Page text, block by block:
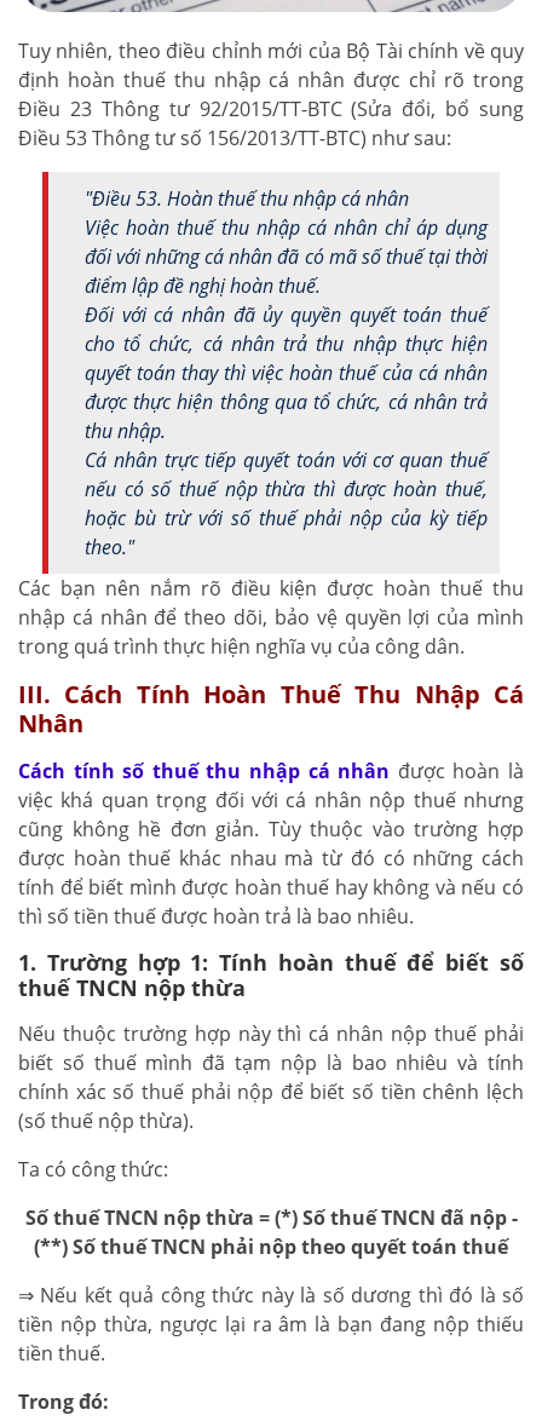
Tuy nhiên, theo điều chỉnh mới của Bộ Tài chính về quy
định hoàn thuế thu nhập cá nhân được chỉ rõ trong
Điều 23 Thông tư 92/2015/TT-BTC (Sửa đổi, bổ sung
Điều 53 Thông tư số 156/2013/TT-BTC) như sau:
"Điều 53. Hoàn thuế thu nhập cá nhân
Việc hoàn thuế thu nhập cá nhân chỉ áp dụng
đối với những cá nhân đã có mã số thuế tại thời
điểm lập đề nghị hoàn thuế.
Đối với cá nhân đã ủy quyền quyết toán thuế
cho tổ chức, cá nhân trả thu nhập thực hiện
quyết toán thay thì việc hoàn thuế của cá nhân
được thực hiện thông qua tổ chức, cá nhân trả
thu nhập.
Cá nhân trực tiếp quyết toán với cơ quan thuế
nếu có số thuế nộp thừa thì được hoàn thuế,
hoặc bù trừ với số thuế phải nộp của kỳ tiếp
theo."
Các bạn nên nắm rõ điều kiện được hoàn thuế thu
nhập cá nhân để theo dõi, bảo vệ quyền lợi của mình
trong quá trình thực hiện nghĩa vụ của công dân.
III. Cách Tính Hoàn Thuế Thu Nhập Cá
Nhân
Cách tính số thuế thu nhập cá nhân được hoàn là
việc khá quan trọng đối với cá nhân nộp thuế nhưng
cũng không hề đơn giản. Tùy thuộc vào trường hợp
được hoàn thuế khác nhau mà từ đó có những cách
tính để biết mình được hoàn thuế hay không và nếu có
thì số tiền thuế được hoàn trả là bao nhiêu.
1. Trường hợp 1: Tính hoàn thuế để biết số
thuế TNCN nộp thừa
Nếu thuộc trường hợp này thì cá nhân nộp thuế phải
biết số thuế mình đã tạm nộp là bao nhiêu và tính
chính xác số thuế phải nộp để biết số tiền chênh lệch
(số thuế nộp thừa).
Ta có công thức:
Số thuế TNCN nộp thừa = (*) Số thuế TNCN đã nộp -
(**) Số thuế TNCN phải nộp theo quyết toán thuế
⇒ Nếu kết quả công thức này là số dương thì đó là số
tiền nộp thừa, ngược lại ra âm là bạn đang nộp thiếu
tiền thuế.
Trong đó: